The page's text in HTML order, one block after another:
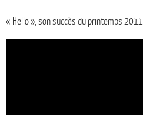
« Hello », son succès du printemps 2011